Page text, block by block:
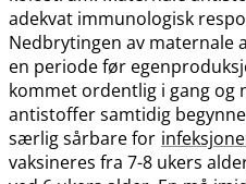
adekvat immunologisk
Nedbrytingen av maternale
en periode før
kommet ordentlig i gang og
antistoffer samtidig
særlig sårbare for
vaksineres fra 7-8 ukers